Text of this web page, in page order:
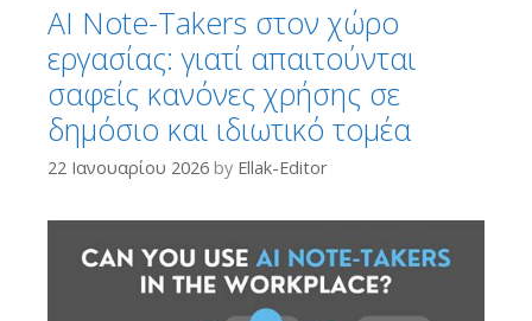
AI Note-Takers στον χώρο
εργασίας: γιατί απαιτούνται
σαφείς κανόνες χρήσης σε
δημόσιο και ιδιωτικό τομέα
22 Ιανουαρίου 2026 by Ellak-Editor